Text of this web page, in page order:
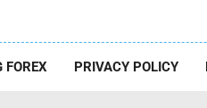
3 Rekomendasi Film
FOREX PRIVACY POLICY